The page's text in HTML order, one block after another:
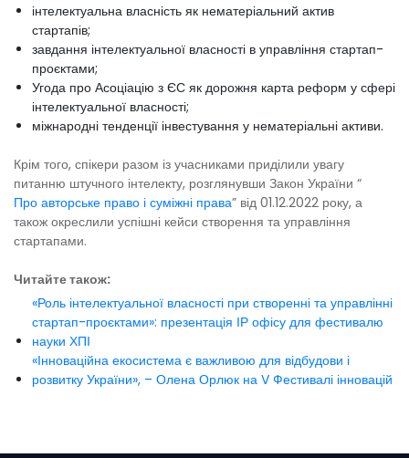
інтелектуальна власність як нематеріальний актив
стартапів;
завдання інтелектуальної власності в управління стартап-
проєктами;
Угода про Асоціацію з ЄС як дорожня карта реформ у сфері
інтелектуальної власності;
міжнародні тенденції інвестування у нематеріальні активи.
Крім того, спікери разом із учасниками приділили увагу
питанню штучного інтелекту, розглянувши Закон України “
Про авторське право і суміжні права” від 01.12.2022 року, а
також окреслили успішні кейси створення та управління
стартапами.
Читайте також:
«Роль інтелектуальної власності при створенні та управлінні
стартап-проєктами»: презентація ІР офісу для фестивалю
науки ХПІ
«Інноваційна екосистема є важливою для відбудови і
розвитку України», – Олена Орлюк на V Фестивалі інновацій